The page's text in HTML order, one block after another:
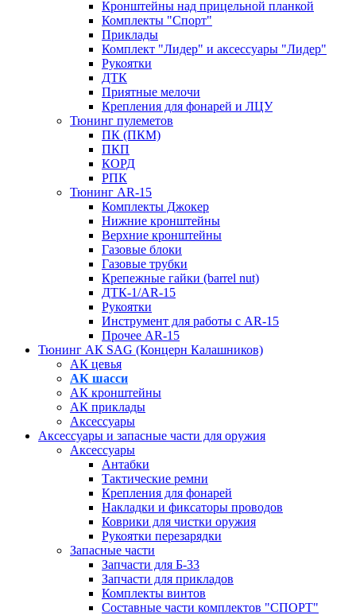
Кронштейны над прицельной планкой
Комплекты "Спорт"
Приклады
Комплект "Лидер" и аксессуары "Лидер"
Рукоятки
ДТК
Приятные мелочи
Крепления для фонарей и ЛЦУ
Тюнинг пулеметов
ПК (ПКМ)
ПКП
КОРД
РПК
Тюнинг AR-15
Комплекты Джокер
Нижние кронштейны
Верхние кронштейны
Газовые блоки
Газовые трубки
Крепежные гайки (barrel nut)
ДТК-1/AR-15
Рукоятки
Инструмент для работы с AR-15
Прочее AR-15
Тюнинг АК SAG (Концерн Калашников)
АК цевья
АК шасси
АК кронштейны
АК приклады
Аксессуары
Аксессуары и запасные части для оружия
Аксессуары
Антабки
Тактические ремни
Крепления для фонарей
Накладки и фиксаторы проводов
Коврики для чистки оружия
Рукоятки перезарядки
Запасные части
Запчасти для Б-33
Запчасти для прикладов
Комплекты винтов
Составные части комплектов "СПОРТ"